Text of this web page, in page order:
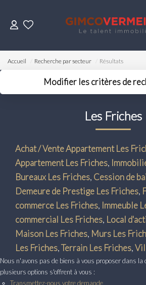
ACHETER
VENDRE
LOUER
NOS SERVICES
Gestion
Syndic
Transaction
Location
Accueil Recherche par secteur Résultats
Modifier les critères de
Surface
Créer une alerte
Les Friches
Achat / Vente Appartement Les
Appartement Les Friches,
Bureaux Les Friches, Cession de
Demeure de Prestige Les Friches,
commerce Les Friches, Immeuble
commercial Les Friches, Local
Maison Les Friches, Murs Les
Les Friches,Terrain Les Friches,
Nous n'avons pas de biens à vous proposer dans la
plusieurs options s'offrent à vous :
Transmettez-nous votre demande